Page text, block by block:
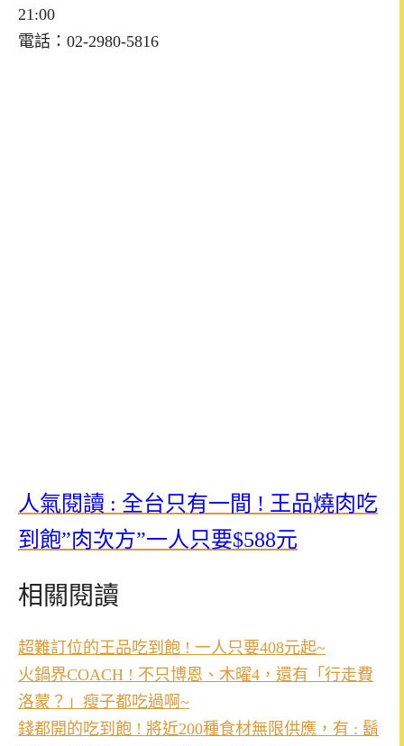
21:00
電話：02-2980-5816
人氣閱讀 : 全台只有一間 ! 王品燒肉吃
到飽”肉次方”一人只要$588元
相關閱讀
超難訂位的王品吃到飽 ! 一人只要408元起~
火鍋界COACH ! 不只博恩、木曜4，還有「行走費
洛蒙？」瘦子都吃過啊~
錢都開的吃到飽 ! 將近200種食材無限供應，有 : 鬍